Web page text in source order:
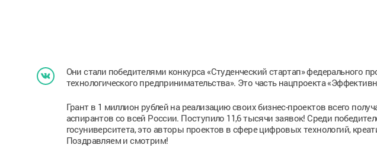
Они стали победителями конкурса «Студенческий стартап» федерального
технологического предпринимательства». Это часть нацпроекта
Грант в 1 миллион рублей на реализацию своих бизнес-проектов всего
аспирантов со всей России. Поступило 11,6 тысячи заявок! Среди
госуниверситета, это авторы проектов в сфере цифровых технологий,
Поздравляем и смотрим!